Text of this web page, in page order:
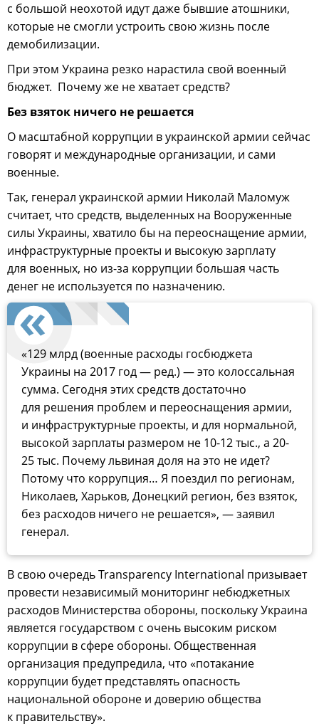
с большой неохотой идут даже бывшие атошники,
которые не смогли устроить свою жизнь после
демобилизации.
При этом Украина резко нарастила свой военный
бюджет. Почему же не хватает средств?
Без взяток ничего не решается
О масштабной коррупции в украинской армии сейчас
говорят и международные организации, и сами
военные.
Так, генерал украинской армии Николай Маломуж
считает, что средств, выделенных на Вооруженные
силы Украины, хватило бы на переоснащение армии,
инфраструктурные проекты и высокую зарплату
для военных, но из-за коррупции большая часть
денег не используется по назначению.
«129 млрд (военные расходы госбюджета
Украины на 2017 год — ред.) — это колоссальная
сумма. Сегодня этих средств достаточно
для решения проблем и переоснащения армии,
и инфраструктурные проекты, и для нормальной,
высокой зарплаты размером не 10-12 тыс., а 20-
25 тыс. Почему львиная доля на это не идет?
Потому что коррупция… Я поездил по регионам,
Николаев, Харьков, Донецкий регион, без взяток,
без расходов ничего не решается», — заявил
генерал.
В свою очередь Transparency International призывает
провести независимый мониторинг небюджетных
расходов Министерства обороны, поскольку Украина
является государством с очень высоким риском
коррупции в сфере обороны. Общественная
организация предупредила, что «потакание
коррупции будет представлять опасность
национальной обороне и доверию общества
к правительству».